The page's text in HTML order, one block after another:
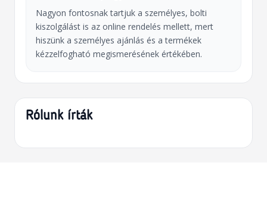
Nagyon fontosnak tartjuk a személyes, bolti
kiszolgálást is az online rendelés mellett, mert
hiszünk a személyes ajánlás és a termékek
kézzelfogható megismerésének értékében.
Rólunk írták